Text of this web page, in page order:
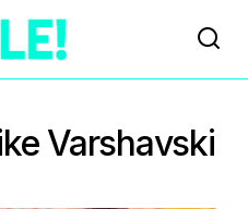
Varshavski